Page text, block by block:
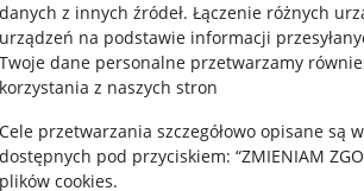
danych z innych źródeł. Łączenie różnych
urządzeń na podstawie informacji
Twoje dane personalne przetwarzamy
korzystania z naszych stron
Cele przetwarzania szczegółowo opisane są
dostępnych pod przyciskiem: “ZMIENIAM
plików cookies.
Pobierz aplikację